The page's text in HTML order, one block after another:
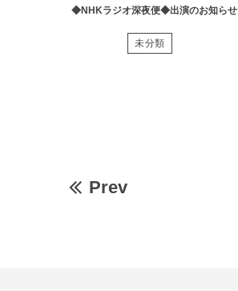
◆NHKラジオ深夜便◆出演のお知らせ
未分類
Prev